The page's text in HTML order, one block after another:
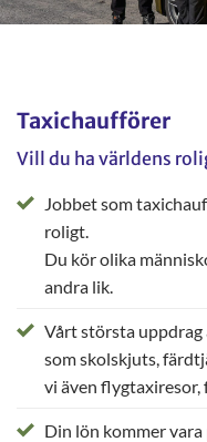
Taxichaufförer
Vill du ha världens
Jobbet som
roligt.
Du kör olika
andra lik.
Vårt största uppdrag
som skolskjuts,
vi även flygtaxiresor,
Din lön kommer